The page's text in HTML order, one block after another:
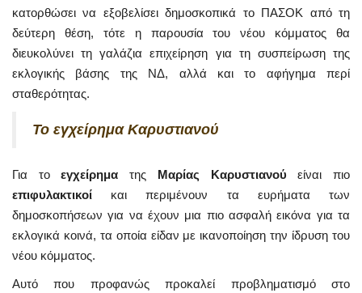
κατορθώσει να εξοβελίσει δημοσκοπικά το ΠΑΣΟΚ από τη
δεύτερη θέση, τότε η παρουσία του νέου κόμματος θα
διευκολύνει τη γαλάζια επιχείρηση για τη συσπείρωση της
εκλογικής βάσης της ΝΔ, αλλά και το αφήγημα περί
σταθερότητας.
Το εγχείρημα Καρυστιανού
Για τοεγχείρημα της Μαρίας Καρυστιανού είναι πιο
επιφυλακτικοί και περιμένουν τα ευρήματα των
δημοσκοπήσεων για να έχουν μια πιο ασφαλή εικόνα για τα
εκλογικά κοινά, τα οποία είδαν με ικανοποίηση την ίδρυση του
νέου κόμματος.
Αυτό που προφανώς προκαλεί προβληματισμό στο